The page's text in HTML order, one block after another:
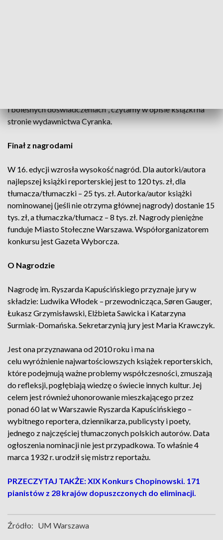
i bolesnych doświadczeniach", czytamy w opisie książki na
stronie wydawnictwa Cyranka.
Finał z nagrodami
W 16. edycji wzrosła wysokość nagród. Dla autorki/autora
najlepszej książki reporterskiej jest to 120 tys. zł, dla
tłumacza/tłumaczki – 25 tys. zł. Autorka/autor książki
nominowanej (jeśli nie otrzyma głównej nagrody) dostanie 15
tys. zł, a tłumaczka/tłumacz – 8 tys. zł. Nagrody pieniężne
funduje Miasto Stołeczne Warszawa. Współorganizatorem
konkursu jest Gazeta Wyborcza.
O Nagrodzie
Nagrodę im. Ryszarda Kapuścińskiego przyznaje jury w
składzie: Ludwika Włodek – przewodnicząca, Søren Gauger,
Łukasz Grzymisławski, Elżbieta Sawicka i Katarzyna
Surmiak-Domańska. Sekretarzynią jury jest Maria Krawczyk.
Jest ona przyznawana od 2010 roku i ma na
celu wyróżnienie najwartościowszych książek reporterskich,
które podejmują ważne problemy współczesności, zmuszają
do refleksji, pogłębiają wiedzę o świecie innych kultur. Jej
celem jest również uhonorowanie mieszkającego przez
ponad 60 lat w Warszawie Ryszarda Kapuścińskiego –
wybitnego reportera, dziennikarza, publicysty i poety,
jednego z najczęściej tłumaczonych polskich autorów. Data
ogłoszenia nominacji nie jest przypadkowa. To właśnie 4
marca 1932 r. urodził się mistrz reportażu.
PRZECZYTAJ TAKŻE: XIX Konkurs Chopinowski. 171
pianistów z 28 krajów dopuszczonych do eliminacji.
Źródło: UM Warszawa